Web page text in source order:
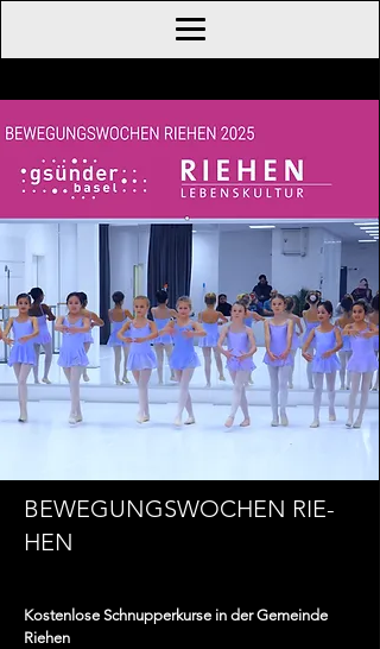
BE­WE­GUNGS­WO­CHEN RIE­
HEN
Kos­ten­lo­se Schnup­per­kur­se in der Ge­mein­de
Rie­hen